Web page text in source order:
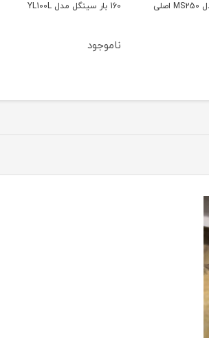
اشتیل مدل MS250 اصلی
160 بار سینگل مدل YL100L
ناموجود